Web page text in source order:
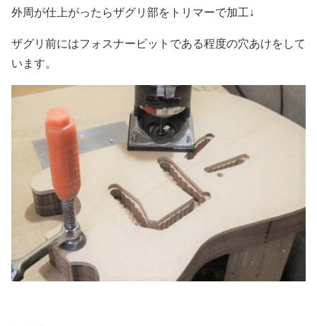
外周が仕上がったらザグリ部をトリマーで加工↓
ザグリ前にはフォスナービットである程度の穴あけをして
います。